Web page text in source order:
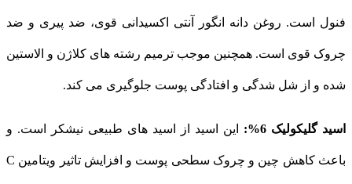
فنول است. روغن دانه انگور آنتی اکسیدانی قوی، ضد پیری و ضد
چروک قوی است. همچنین موجب ترمیم رشته های کلاژن و الاستین
شده و از شل شدگی و افتادگی پوست جلوگیری می کند.
اسید گلیکولیک 6%: این اسید از اسید های طبیعی نیشکر است. و
باعث کاهش چین و چروک سطحی پوست و افزایش تاثیر ویتامین C